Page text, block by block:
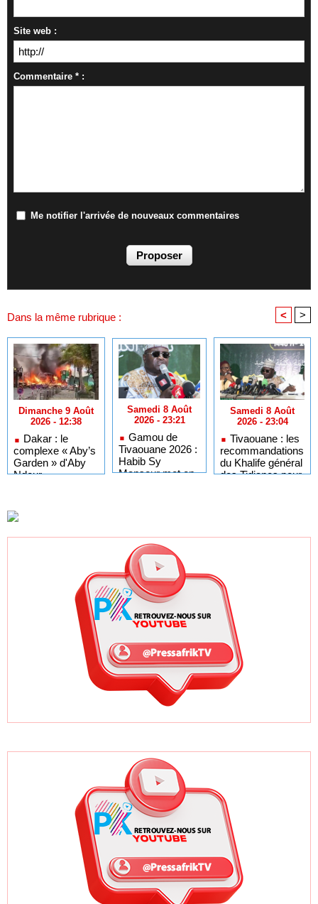
Site web :
Commentaire * :
Me notifier l'arrivée de nouveaux commentaires
Dans la même rubrique : < >
Dimanche 9 Août
2026 - 12:38
Dakar : le
complexe « Aby’s
Garden » d'Aby
Ndour
incendie
Samedi 8 Août
2026 - 23:21
Gamou de
Tivaouane 2026 :
Habib Sy
Mansour met en
Samedi 8 Août
2026 - 23:04
Tivaouane : les
recommandations
du Khalife général
des Tidianes pour